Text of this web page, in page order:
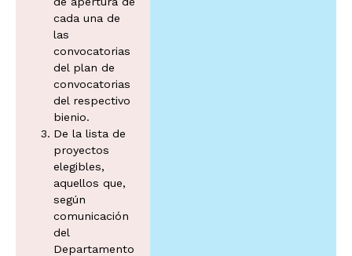
cada una de
las
convocatorias
del plan de
convocatorias
del respectivo
bienio.
De la lista de
proyectos
elegibles,
aquellos que,
según
comunicación
del
Departamento